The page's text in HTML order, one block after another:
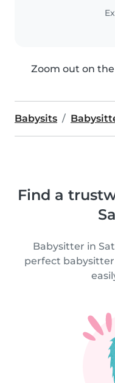
la
Am
Zoom out on
Babysits
Find a
Babysitter in
perfect